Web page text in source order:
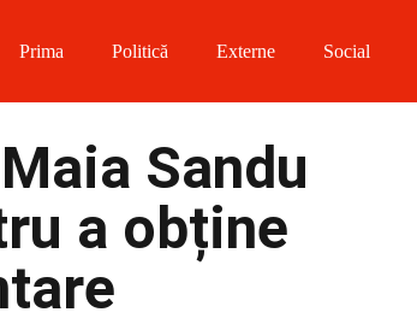
Prima Politică Externe Social
Sandu
a obține